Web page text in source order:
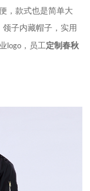
，款式也是简单大
领子内藏帽子，实用
logo，员工定制春秋